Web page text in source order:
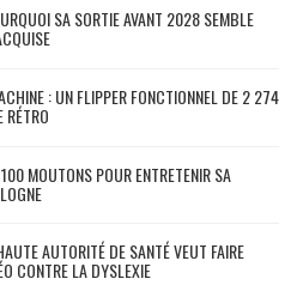
SA SORTIE AVANT 2028 SEMBLE
: UN FLIPPER FONCTIONNEL DE 2 274
RÉTRO
MOUTONS POUR ENTRETENIR SA
AUTORITÉ DE SANTÉ VEUT FAIRE
CONTRE LA DYSLEXIE